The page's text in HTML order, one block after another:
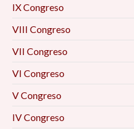
IX Congreso
VIII Congreso
VII Congreso
VI Congreso
V Congreso
IV Congreso